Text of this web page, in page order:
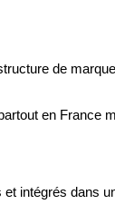
de
en France
intégrés dans